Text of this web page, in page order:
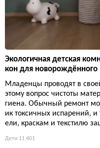
Экологичная детская
кон для новорождённого
Младенцы проводят в
этому вопрос чистоты
гиена. Обычный ремонт
ик токсичных испарений,
ели, краскам и текстилю
Дети 11 401